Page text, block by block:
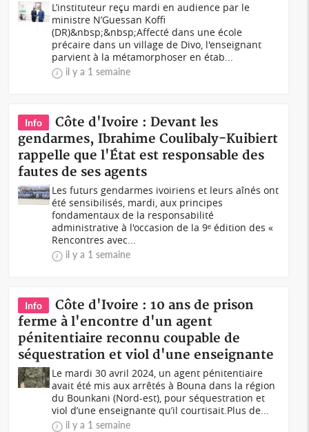
L’instituteur reçu mardi en audience par le
ministre N’Guessan Koffi
(DR)&nbsp;&nbsp;Affecté dans une école
précaire dans un village de Divo, l'enseignant
parvient à la métamorphoser en étab...
il y a 1 semaine
Info
Côte d'Ivoire : Devant les
gendarmes, Ibrahime Coulibaly-Kuibiert
rappelle que l'État est responsable des
fautes de ses agents
Les futurs gendarmes ivoiriens et leurs aînés ont
été sensibilisés, mardi, aux principes
fondamentaux de la responsabilité
administrative à l'occasion de la 9ᵉ édition des «
Rencontres avec...
il y a 1 semaine
Info
Côte d'Ivoire : 10 ans de prison
ferme à l'encontre d'un agent
pénitentiaire reconnu coupable de
séquestration et viol d'une enseignante
Le mardi 30 avril 2024, un agent pénitentiaire
avait été mis aux arrêtés à Bouna dans la région
du Bounkani (Nord-est), pour séquestration et
viol d’une enseignante qu’il courtisait.Plus de...
il y a 1 semaine